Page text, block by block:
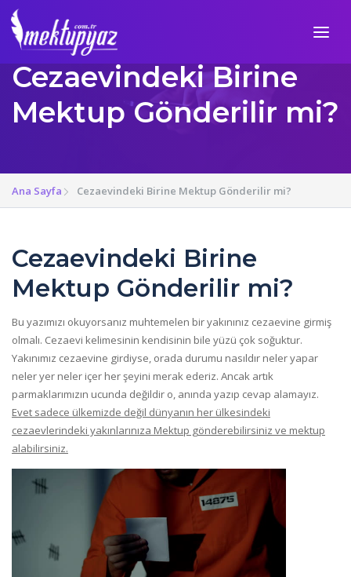
Cezaevindeki Birine
Mektup Gönderilir mi?
Ana Sayfa Cezaevindeki Birine Mektup Gönderilir mi?
Cezaevindeki Birine
Mektup Gönderilir mi?
Bu yazımızı okuyorsanız muhtemelen bir yakınınız cezaevine girmiş
olmalı. Cezaevi kelimesinin kendisinin bile yüzü çok soğuktur.
Yakınımız cezaevine girdiyse, orada durumu nasıldır neler yapar
neler yer neler içer her şeyini merak ederiz. Ancak artık
parmaklarımızın ucunda değildir o, anında yazıp cevap alamayız.
Evet sadece ülkemizde değil dünyanın her ülkesindeki
cezaevlerindeki yakınlarınıza Mektup gönderebilirsiniz ve mektup
alabilirsiniz.